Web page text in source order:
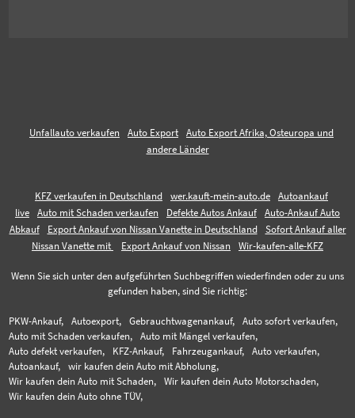
Unfallauto verkaufen Auto Export
Auto Export Afrika, Osteuropa und
andere Länder
KFZ verkaufen in Deutschland wer.kauft-mein-auto.de
Autoankauf
live
Auto mit Schaden verkaufen Defekte Autos Ankauf
Auto-Ankauf Auto
Abkauf
Export Ankauf von Nissan Vanette in Deutschland
Sofort Ankauf aller
Nissan Vanette mit
Export Ankauf von Nissan Wir-kaufen-alle-KFZ
Wenn Sie sich unter den aufgeführten Suchbegriffen wiederfinden oder zu uns
gefunden haben, sind Sie richtig:
PKW-Ankauf, Autoexport, Gebrauchtwagenankauf,
Auto sofort verkaufen,
Auto mit Schaden verkaufen,
Auto mit Mängel verkaufen,
Auto defekt verkaufen,
KFZ-Ankauf, Fahrzeugankauf,
Auto verkaufen,
Autoankauf,
wir kaufen dein Auto mit Abholung,
Wir kaufen dein Auto mit Schaden,
Wir kaufen dein Auto Motorschaden,
Wir kaufen dein Auto ohne TÜV,